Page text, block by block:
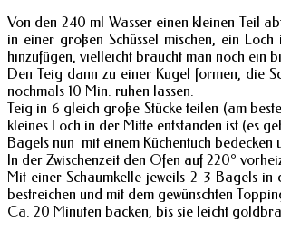
Von den 240 ml Wasser einen kleinen Teil
in einer großen Schüssel mischen, ein
hinzufügen, vielleicht braucht man noch ein
Den Teig dann zu einer Kugel formen, die
nochmals 10 Min. ruhen lassen.
Teig in 6 gleich große Stücke teilen (am
kleines Loch in der Mitte entstanden ist (es
Bagels nun mit einem Küchentuch bedecken
In der Zwischenzeit den Ofen auf 220°
Mit einer Schaumkelle jeweils 2-3 Bagels
bestreichen und mit dem gewünschten
Ca. 20 Minuten backen, bis sie leicht